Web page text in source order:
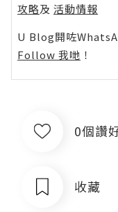
攻略及 活動情報
U Blog開咗
Follow 我哋 ！
0個讚
收藏